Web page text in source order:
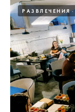
РАЗВЛЕЧЕНИЯ